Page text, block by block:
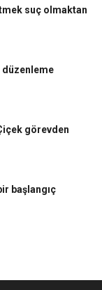
suç olmaktan
düzenleme
görevden
başlangıç